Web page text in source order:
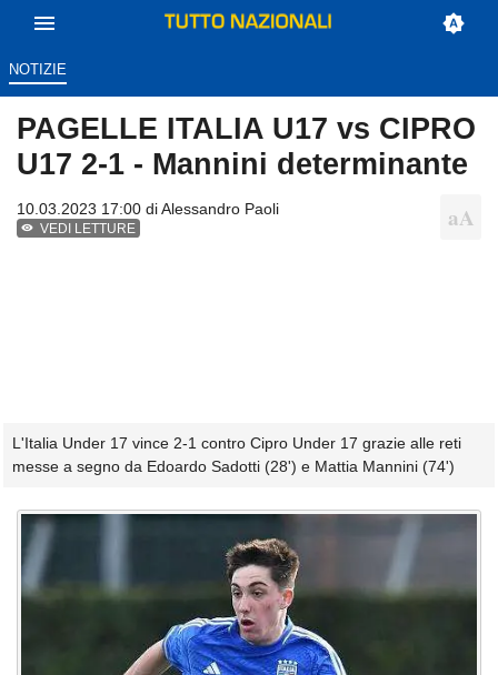
NOTIZIE
PAGELLE ITALIA U17 vs CIPRO
U17 2-1 - Mannini determinante
10.03.2023 17:00 diAlessandro Paoli
VEDI LETTURE
L'Italia Under 17 vince 2-1 contro Cipro Under 17 grazie alle reti
messe a segno da Edoardo Sadotti (28') e Mattia Mannini (74')